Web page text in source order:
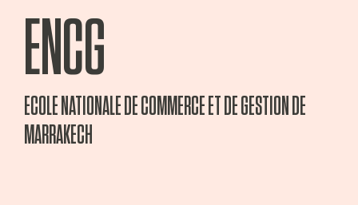
ENCG
ECOLE NATIONALE DE COMMERCE ET DE GESTION DE
MARRAKECH